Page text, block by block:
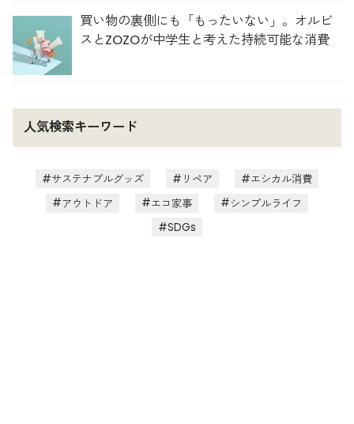
買い物の裏側にも「もったいない」。オルビ
スとZOZOが中学生と考えた持続可能な消費
人気検索キーワード
サステナブルグッズ リペア
エシカル消費
アウトドア
エコ家事
シンプルライフ
SDGs